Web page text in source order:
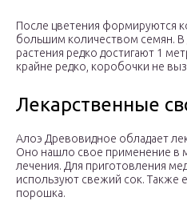
После цветения формируются
большим количеством семян. В
растения редко достигают 1
крайне редко, коробочки не
Лекарственные
Алоэ Древовидное обладает
Оно нашло свое применение в
лечения. Для приготовления
используют свежий сок. Также
порошка.